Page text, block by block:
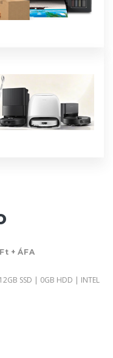
+ ÁFA
SSD | 0GB HDD | INTEL